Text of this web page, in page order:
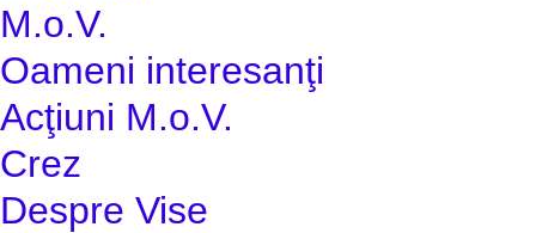
M.o.V.
Oameni interesanţi
Acţiuni M.o.V.
Crez
Despre Vise